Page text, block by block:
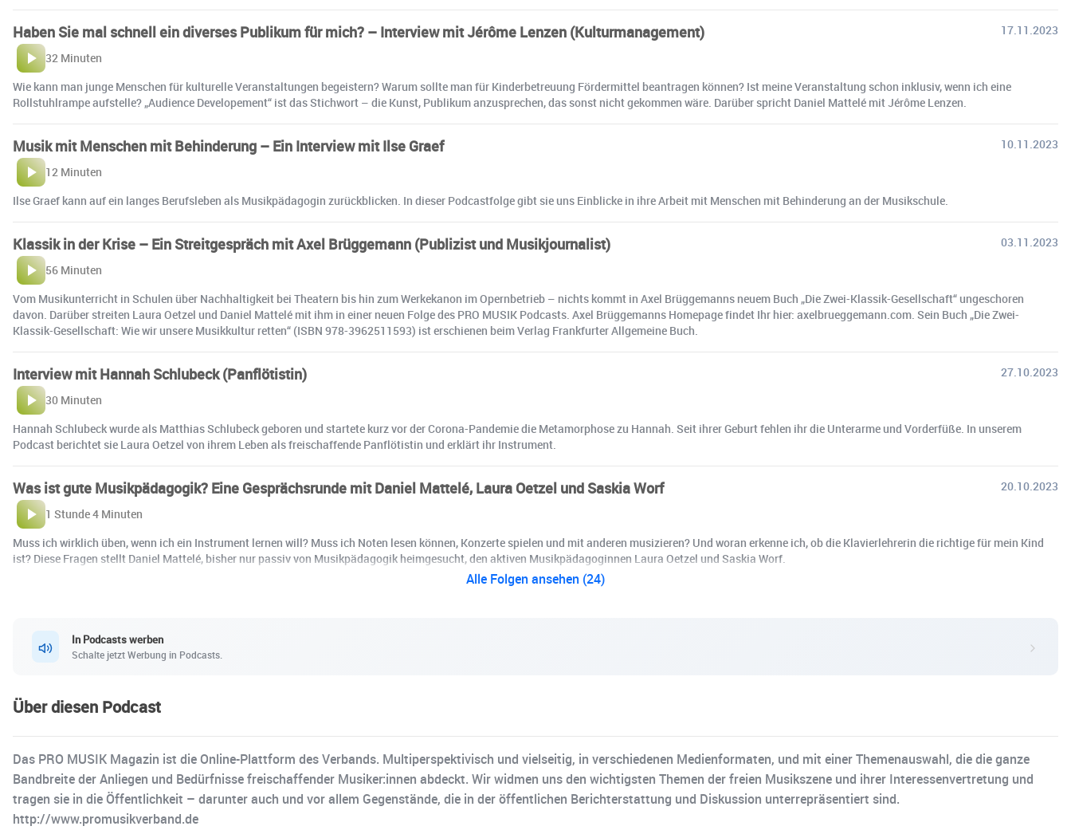
Haben Sie mal schnell ein diverses Publikum für mich? – Interview mit Jérôme Lenzen (Kulturmanagement)
17.11.2023
32 Minuten
Wie kann man junge Menschen für kulturelle Veranstaltungen begeistern? Warum sollte man für Kinderbetreuung Fördermittel beantragen können? Ist meine Veranstaltung schon inklusiv, wenn ich eine
Rollstuhlrampe aufstelle? „Audience Developement“ ist das Stichwort – die Kunst, Publikum anzusprechen, das sonst nicht gekommen wäre. Darüber spricht Daniel Mattelé mit Jérôme Lenzen.
Musik mit Menschen mit Behinderung – Ein Interview mit Ilse Graef
10.11.2023
12 Minuten
Ilse Graef kann auf ein langes Berufsleben als Musikpädagogin zurückblicken. In dieser Podcastfolge gibt sie uns Einblicke in ihre Arbeit mit Menschen mit Behinderung an der Musikschule.
Klassik in der Krise – Ein Streitgespräch mit Axel Brüggemann (Publizist und Musikjournalist)
03.11.2023
56 Minuten
Vom Musikunterricht in Schulen über Nachhaltigkeit bei Theatern bis hin zum Werkekanon im Opernbetrieb – nichts kommt in Axel Brüggemanns neuem Buch „Die Zwei-Klassik-Gesellschaft“ ungeschoren
davon. Darüber streiten Laura Oetzel und Daniel Mattelé mit ihm in einer neuen Folge des PRO MUSIK Podcasts. Axel Brüggemanns Homepage findet Ihr hier: axelbrueggemann.com. Sein Buch „Die Zwei-
Klassik-Gesellschaft: Wie wir unsere Musikkultur retten“ (ISBN 978-3962511593) ist erschienen beim Verlag Frankfurter Allgemeine Buch.
Interview mit Hannah Schlubeck (Panflötistin)
27.10.2023
30 Minuten
Hannah Schlubeck wurde als Matthias Schlubeck geboren und startete kurz vor der Corona-Pandemie die Metamorphose zu Hannah. Seit ihrer Geburt fehlen ihr die Unterarme und Vorderfüße. In unserem
Podcast berichtet sie Laura Oetzel von ihrem Leben als freischaffende Panflötistin und erklärt ihr Instrument.
Was ist gute Musikpädagogik? Eine Gesprächsrunde mit Daniel Mattelé, Laura Oetzel und Saskia Worf
20.10.2023
1 Stunde 4 Minuten
Muss ich wirklich üben, wenn ich ein Instrument lernen will? Muss ich Noten lesen können, Konzerte spielen und mit anderen musizieren? Und woran erkenne ich, ob die Klavierlehrerin die richtige für mein Kind
ist? Diese Fragen stellt Daniel Mattelé, bisher nur passiv von Musikpädagogik heimgesucht, den aktiven Musikpädagoginnen Laura Oetzel und Saskia Worf.
Alle Folgen ansehen (24)
In Podcasts werben
Schalte jetzt Werbung in Podcasts.
Über diesen Podcast
Das PRO MUSIK Magazin ist die Online-Plattform des Verbands. Multiperspektivisch und vielseitig, in verschiedenen Medienformaten, und mit einer Themenauswahl, die die ganze
Bandbreite der Anliegen und Bedürfnisse freischaffender Musiker:innen abdeckt. Wir widmen uns den wichtigsten Themen der freien Musikszene und ihrer Interessenvertretung und
tragen sie in die Öffentlichkeit – darunter auch und vor allem Gegenstände, die in der öffentlichen Berichterstattung und Diskussion unterrepräsentiert sind.
http://www.promusikverband.de